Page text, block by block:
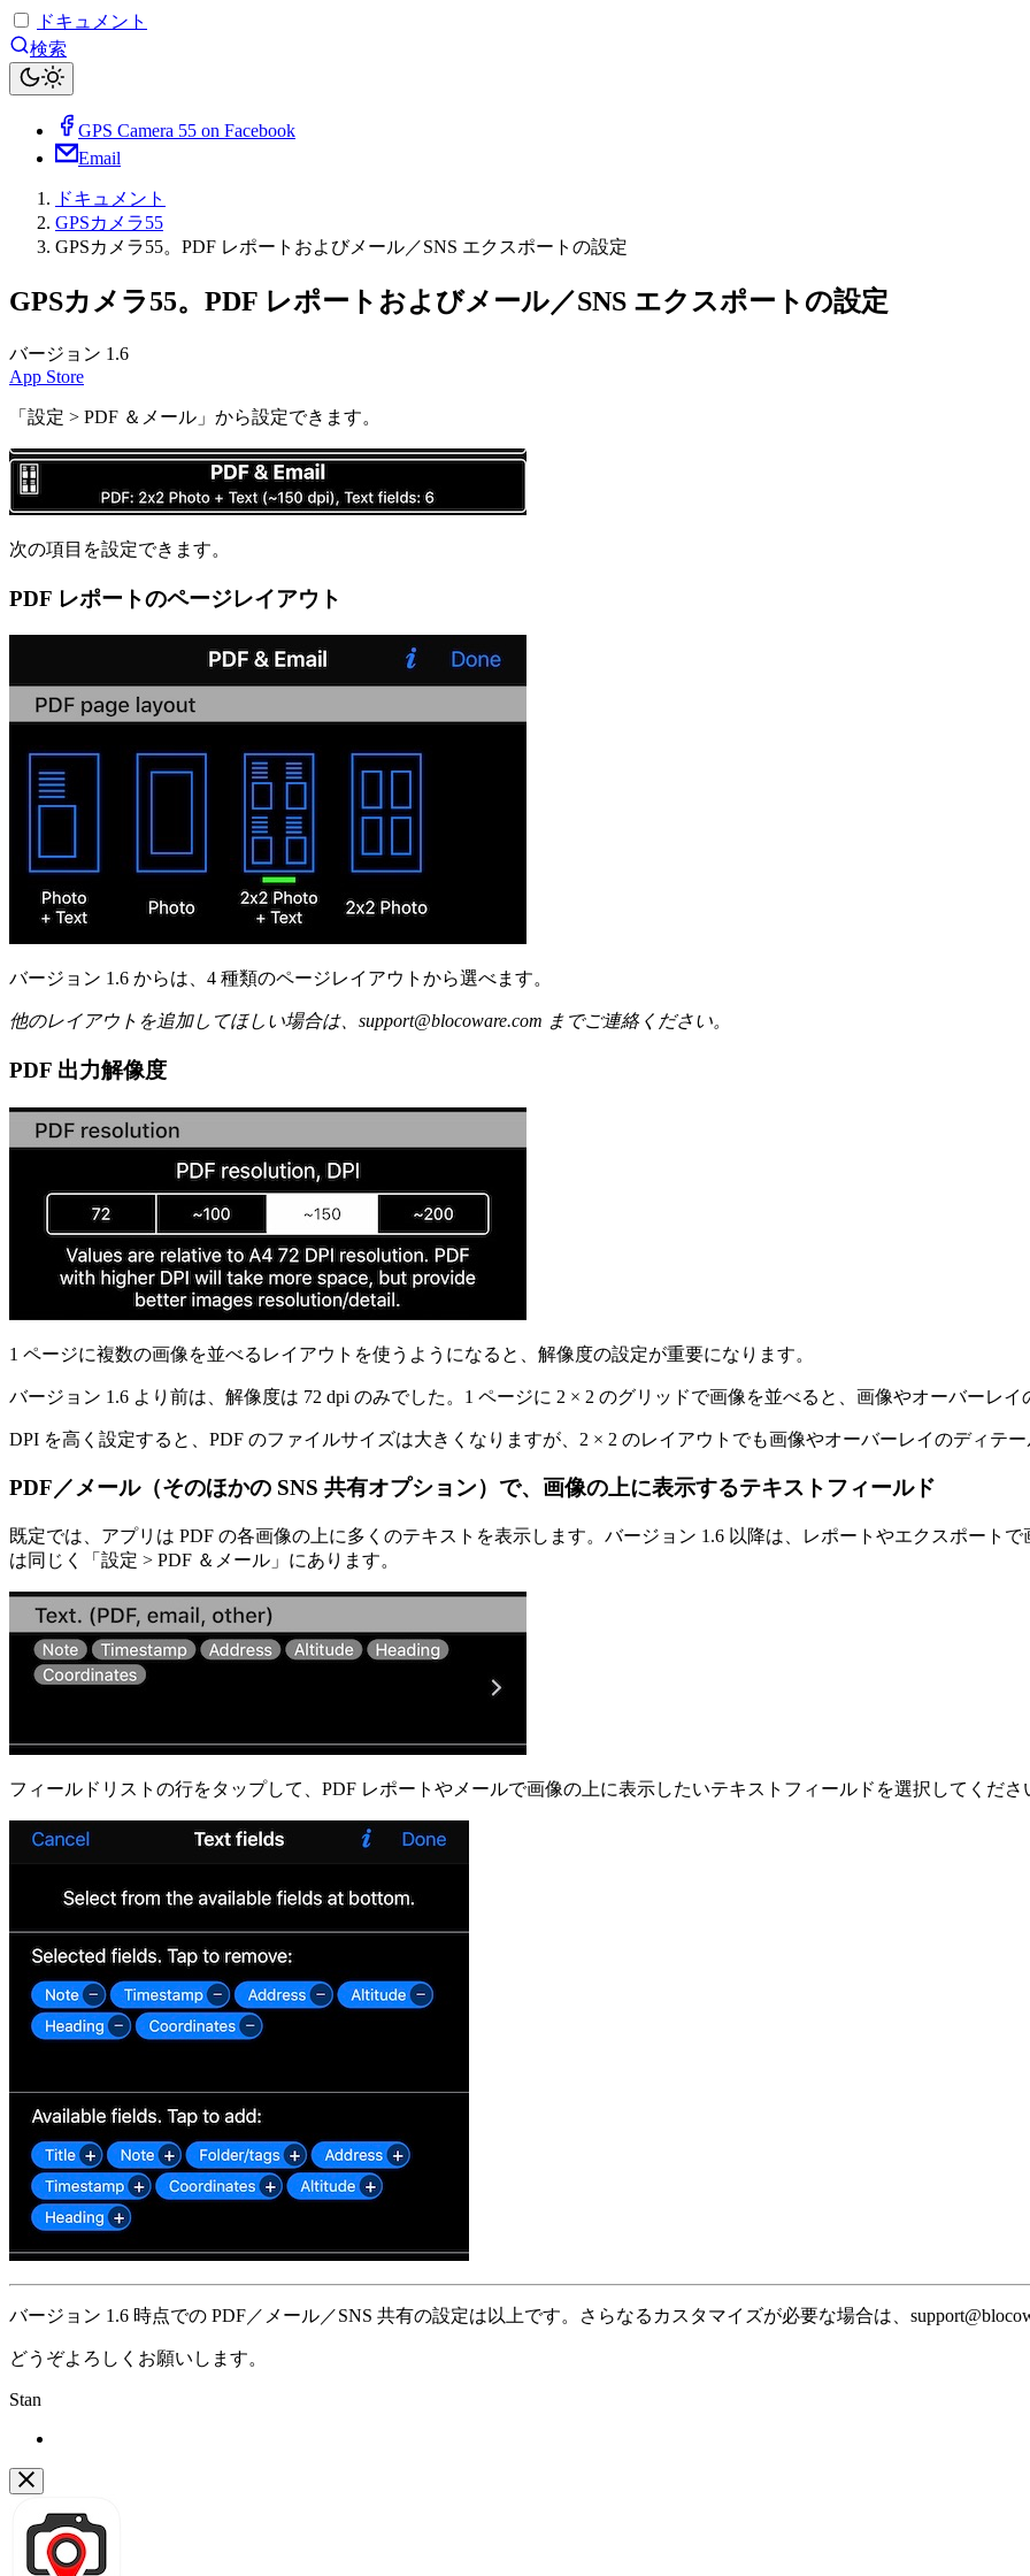
ドキュメント
検索
GPS Camera 55 on Facebook
Email
ドキュメント
GPSカメラ55
GPSカメラ55。PDF レポートおよびメール／SNS エクスポートの設定
GPSカメラ55。PDF レポートおよびメール／SNS エクスポートの設定
バージョン 1.6
App Store
「設定 > PDF ＆メール」から設定できます。
次の項目を設定できます。
PDF レポートのページレイアウト
バージョン 1.6 からは、4 種類のページレイアウトから選べます。
他のレイアウトを追加してほしい場合は、support@blocoware.com までご連絡ください。
PDF 出力解像度
1 ページに複数の画像を並べるレイアウトを使うようになると、解像度の設定が重要になります。
バージョン 1.6 より前は、解像度は 72 dpi のみでした。1 ページに 2 × 2 のグリッドで画像を並べると、画像やオーバーレ
DPI を高く設定すると、PDF のファイルサイズは大きくなりますが、2 × 2 のレイアウトでも画像やオーバーレイのディテ
PDF／メール（そのほかの SNS 共有オプション）で、画像の上に表示するテキストフィールド
既定では、アプリは PDF の各画像の上に多くのテキストを表示します。バージョン 1.6 以降は、レポートやエクスポート
は同じく「設定 > PDF ＆メール」にあります。
フィールドリストの行をタップして、PDF レポートやメールで画像の上に表示したいテキストフィールドを選択してくださ
バージョン 1.6 時点での PDF／メール／SNS 共有の設定は以上です。さらなるカスタマイズが必要な場合は、
どうぞよろしくお願いします。
Stan